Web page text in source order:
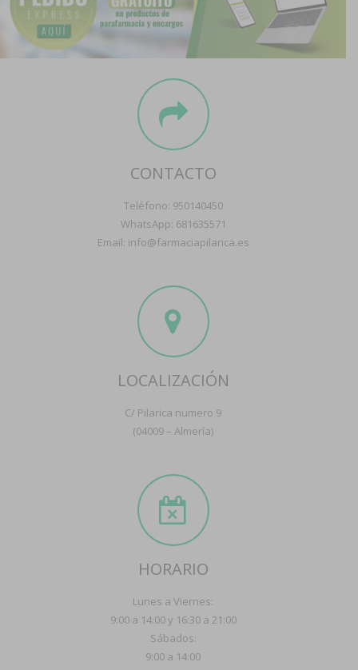
Contacto
Boletín
CONTACTO
Teléfono: 950140450
WhatsApp: 681635571
Email: info@farmaciapilarica.es
LOCALIZACIÓN
C/ Pilarica numero 9
(04009 – Almería)
HORARIO
Lunes a Viernes:
9:00 a 14:00 y 16:30 a 21:00
Sábados:
9:00 a 14:00